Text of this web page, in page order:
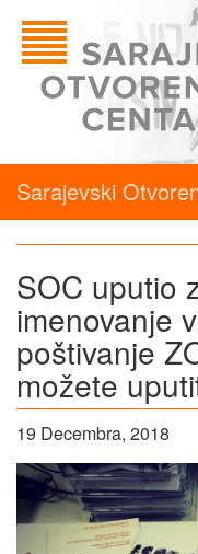
Sarajevski
SOC uputio
imenovanje
poštivanje
možete
19 Decembra, 2018